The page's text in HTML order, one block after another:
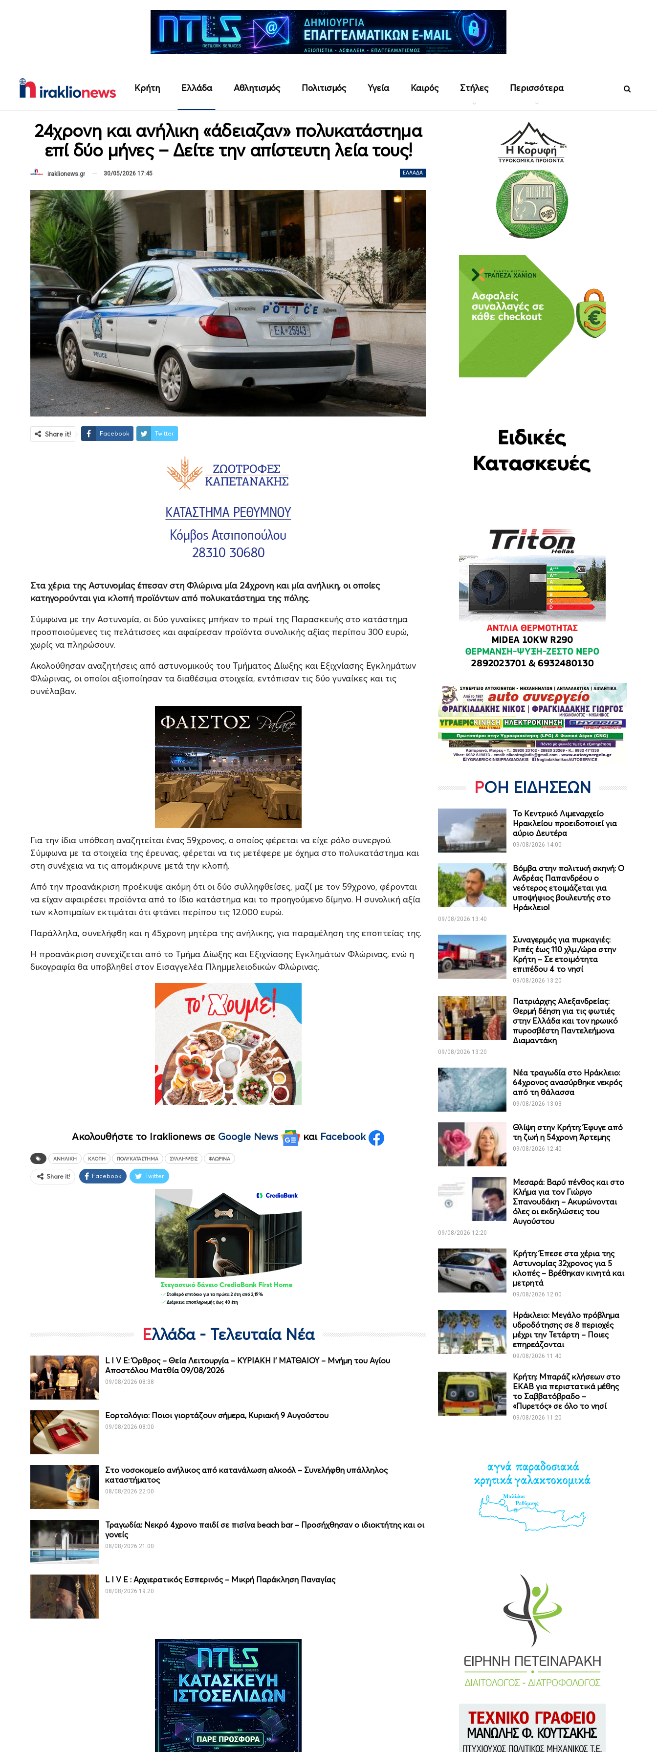
Κρήτη Ελλάδα Αθλητισμός Πολιτισμός Υγεία Καιρός Στήλες Περισσότερα
24χρονη και ανήλικη «άδειαζαν» πολυκατάστημα
επί δύο μήνες – Δείτε την απίστευτη λεία τους!
ΕΛΛΆΔΑ
iraklionews.gr 30/05/2026 17:45
Share it! Facebook Twitter
Στα χέρια της Αστυνομίας έπεσαν στη Φλώρινα μία 24χρονη και μία ανήλικη, οι οποίες
κατηγορούνται για κλοπή προϊόντων από πολυκατάστημα της πόλης.
Σύμφωνα με την Αστυνομία, οι δύο γυναίκες μπήκαν το πρωί της Παρασκευής στο κατάστημα
προσποιούμενες τις πελάτισσες και αφαίρεσαν προϊόντα συνολικής αξίας περίπου 300 ευρώ,
χωρίς να πληρώσουν.
Ακολούθησαν αναζητήσεις από αστυνομικούς του Τμήματος Δίωξης και Εξιχνίασης Εγκλημάτων
Φλώρινας, οι οποίοι αξιοποίησαν τα διαθέσιμα στοιχεία, εντόπισαν τις δύο γυναίκες και τις
συνέλαβαν.
Για την ίδια υπόθεση αναζητείται ένας 59χρονος, ο οποίος φέρεται να είχε ρόλο συνεργού.
Σύμφωνα με τα στοιχεία της έρευνας, φέρεται να τις μετέφερε με όχημα στο πολυκατάστημα και
στη συνέχεια να τις απομάκρυνε μετά την κλοπή.
Από την προανάκριση προέκυψε ακόμη ότι οι δύο συλληφθείσες, μαζί με τον 59χρονο, φέρονται
να είχαν αφαιρέσει προϊόντα από το ίδιο κατάστημα και το προηγούμενο δίμηνο. Η συνολική αξία
των κλοπιμαίων εκτιμάται ότι φτάνει περίπου τις 12.000 ευρώ.
Παράλληλα, συνελήφθη και η 45χρονη μητέρα της ανήλικης, για παραμέληση της εποπτείας της.
Η προανάκριση συνεχίζεται από το Τμήμα Δίωξης και Εξιχνίασης Εγκλημάτων Φλώρινας, ενώ η
δικογραφία θα υποβληθεί στον Εισαγγελέα Πλημμελειοδικών Φλώρινας.
Ακολουθήστε το Iraklionews σε Google News και Facebook
ΑΝΉΛΙΚΗ ΚΛΟΠΉ ΠΟΛΥΚΑΤΆΣΤΗΜΑ ΣΥΛΛΉΨΕΙΣ ΦΛΏΡΙΝΑ
Share it! Facebook Twitter
Ελλάδα - Τελευταία Νέα
L I V E: Όρθρος – Θεία Λειτουργία – ΚΥΡΙΑΚΗ Ι' ΜΑΤΘΑΙΟΥ – Μνήμη του Αγίου
Αποστόλου Ματθία 09/08/2026
09/08/2026 08:38
Εορτολόγιο: Ποιοι γιορτάζουν σήμερα, Κυριακή 9 Αυγούστου
09/08/2026 08:00
Στο νοσοκομείο ανήλικος από κατανάλωση αλκοόλ – Συνελήφθη υπάλληλος
καταστήματος
08/08/2026 22:00
Τραγωδία: Νεκρό 4χρονο παιδί σε πισίνα beach bar – Προσήχθησαν ο ιδιοκτήτης και οι
γονείς
08/08/2026 21:00
L I V Ε : Αρχιερατικός Εσπερινός – Μικρή Παράκληση Παναγίας
08/08/2026 19:20
ΡΟΗ ΕΙΔΗΣΕΩΝ
Το Κεντρικό Λιμεναρχείο
Ηρακλείου προειδοποιεί για
αύριο Δευτέρα
09/08/2026 14:00
Βόμβα στην πολιτική σκηνή: Ο
Ανδρέας Παπανδρέου ο
νεότερος ετοιμάζεται για
υποψήφιος βουλευτής στο
Ηράκλειο!
09/08/2026 13:40
Συναγερμός για πυρκαγιές:
Ριπές έως 110 χλμ./ώρα στην
Κρήτη – Σε ετοιμότητα
επιπέδου 4 το νησί
09/08/2026 13:20
Πατριάρχης Αλεξανδρείας:
Θερμή δέηση για τις φωτιές
στην Ελλάδα και τον ηρωικό
πυροσβέστη Παντελεήμονα
Διαμαντάκη
09/08/2026 13:20
Νέα τραγωδία στο Ηράκλειο:
64χρονος ανασύρθηκε νεκρός
από τη θάλασσα
09/08/2026 13:03
Θλίψη στην Κρήτη: Έφυγε από
τη ζωή η 54χρονη Άρτεμης
09/08/2026 12:40
Μεσαρά: Βαρύ πένθος και στο
Κλήμα για τον Γιώργο
Σπανουδάκη – Ακυρώνονται
όλες οι εκδηλώσεις του
Αυγούστου
09/08/2026 12:20
Κρήτη: Έπεσε στα χέρια της
Αστυνομίας 32χρονος για 5
κλοπές – Βρέθηκαν κινητά και
μετρητά
09/08/2026 12:00
Ηράκλειο: Μεγάλο πρόβλημα
υδροδότησης σε 8 περιοχές
μέχρι την Τετάρτη – Ποιες
επηρεάζονται
09/08/2026 11:40
Κρήτη: Μπαράζ κλήσεων στο
ΕΚΑΒ για περιστατικά μέθης
το Σαββατόβραδο –
«Πυρετός» σε όλο το νησί
09/08/2026 11:20